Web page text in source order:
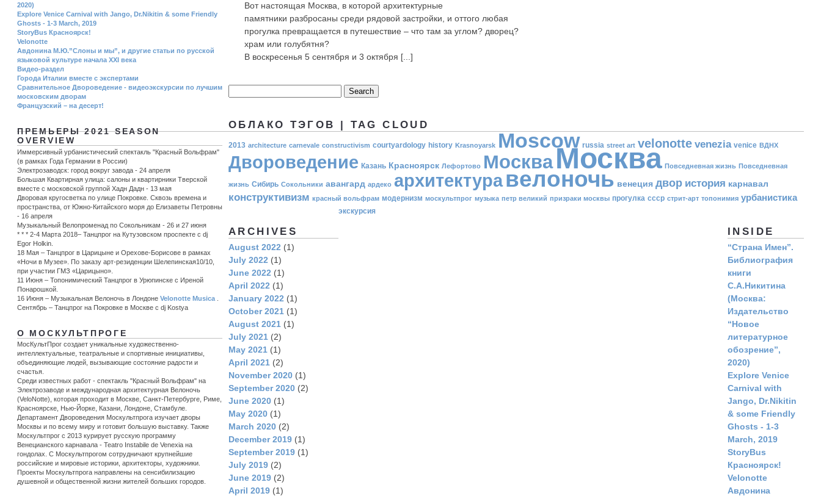
Вот настоящая Москва, в которой архитектурные
памятники разбросаны среди рядовой застройки, и оттого любая
прогулка превращается в путешествие – что там за углом? дворец?
храм или голубятня?
В воскресенья 5 сентября и 3 октября [...]
2020)
Explore Venice Carnival with Jango, Dr.Nikitin & some Friendly
Ghosts - 1-3 March, 2019
StoryBus Красноярск!
Velonotte
Авдонина М.Ю.”Слоны и мы”, и другие статьи по русской
языковой культуре начала ХХI века
Видео-раздел
Города Италии вместе с экспертами
Сравнительное Двороведение - видеоэкскурсии по лучшим
московским дворам
Французский – на десерт!
ПРЕМЬЕРЫ 2021 SEASON
OVERVIEW
Иммерсивный урбанистический спектакль "Красный Вольфрам"
(в рамках Года Германии в России)
Электрозаводск: город вокруг завода - 24 апреля
Большая Квартирная улица: салоны и квартирники Тверской
вместе с московской группой Хадн Дадн - 13 мая
Дворовая кругосветка по улице Покровке. Сквозь времена и
пространства, от Южно-Китайского моря до Елизаветы Петровны
- 16 апреля
Музыкальный Велопроменад по Сокольникам - 26 и 27 июня
* * * 2-4 Марта 2018– Танцпрог на Кутузовском проспекте с dj
Egor Holkin.
18 Мая – Танцпрог в Царицыне и Орехове-Борисове в рамках
«Ночи в Музее». По заказу арт-резиденции Шелепинская10/10,
при участии ГМЗ «Царицыно».
11 Июня – Топонимический Танцпрог в Урюпинске c Иреной
Понарошкой.
16 Июня – Музыкальная Велоночь в Лондоне Velonotte Musica
Сентябрь – Танцпрог на Покровке в Москве с dj Kostya
О МОСКУЛЬТПРОГЕ
МосКультПрог создает уникальные художественно-
интеллектуальные, театральные и спортивные инициативы,
объединяющие людей, вызывающие состояние радости и
счастья.
Среди известных работ - спектакль "Красный Вольфрам" на
Электрозаводе и международная архитектурная Велоночь
(VeloNotte), которая проходит в Москве, Санкт-Петербурге, Риме,
Красноярске, Нью-Йорке, Казани, Лондоне, Стамбуле.
Департамент Двороведения Москультпрога изучает дворы
Москвы и по всему миру и готовит большую выставку. Также
Москультпрог с 2013 курирует русскую программу
Венецианского карнавала - Teatro Instabile de Venexia на
гондолах. С Москультпрогом сотрудничают крупнейшие
российские и мировые историки, архитекторы, художники.
Проекты Москультпрога направлены на сенсибилизацию
душевной и общественной жизни жителей больших городов.
ОБЛАКО ТЭГОВ | TAG CLOUD
2013 architecture carnevale constructivism courtyardology history Krasnoyarsk Moscow russia street art velonotte venezia venice ВДНХ
Двороведение Казань Красноярск Лефортово МоскваМосква Повседневная жизнь Повседневная
жизнь Сибирь Сокольники авангард ардеко архитектуравелоночь венеция двор история карнавал
конструктивизм красный вольфрам модернизм москультпрог музыка петр великий призраки москвы прогулка ссср стрит-арт топонимия урбанистика
экскурсия
INSIDE
“Страна Имен”.
Библиография
книги
С.А.Никитина
(Москва:
Издательство
“Новое
литературное
обозрение”,
2020)
Explore Venice
Carnival with
Jango, Dr.Nikitin
& some Friendly
Ghosts - 1-3
March, 2019
StoryBus
Красноярск!
Velonotte
Авдонина
ARCHIVES
August 2022 (1)
July 2022 (1)
June 2022 (1)
April 2022 (1)
January 2022 (1)
October 2021 (1)
August 2021 (1)
July 2021 (2)
May 2021 (1)
April 2021 (2)
November 2020 (1)
September 2020 (2)
June 2020 (1)
May 2020 (1)
March 2020 (2)
December 2019 (1)
September 2019 (1)
July 2019 (2)
June 2019 (2)
April 2019 (1)